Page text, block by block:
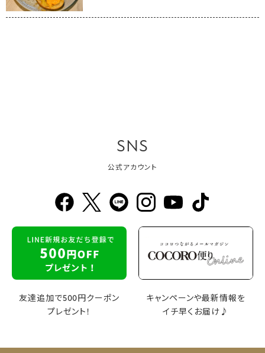
SNS
公式アカウント
友達追加で500円クーポン
プレゼント！
キャンペーンや最新情報を
イチ早くお届け♪